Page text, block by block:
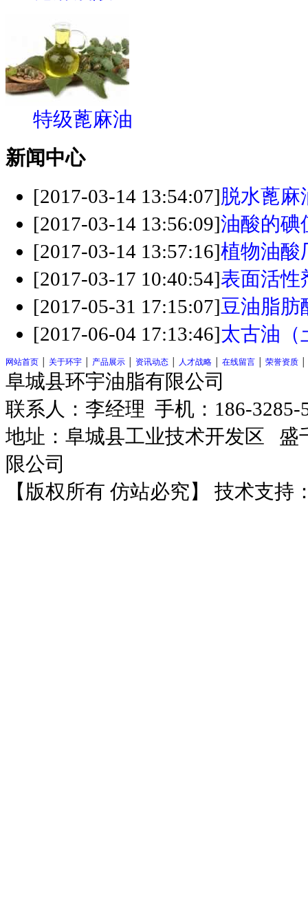
特级蓖麻油
新闻中心
[2017-03-14 13:54:07]脱水蓖麻
[2017-03-14 13:56:09]油酸的碘
[2017-03-14 13:57:16]植物油酸
[2017-03-17 10:40:54]表面活性
[2017-05-31 17:15:07]豆油脂肪
[2017-06-04 17:13:46]太古油（
网站首页 关于环宇 产品展示 资讯动态 人才战略 在线留言 荣誉资质
阜城县环宇油脂有限公司
联系人：李经理 手机：186-
地址：阜城县工业技术开发区 盛
限公司
【版权所有 仿站必究】 技术支持